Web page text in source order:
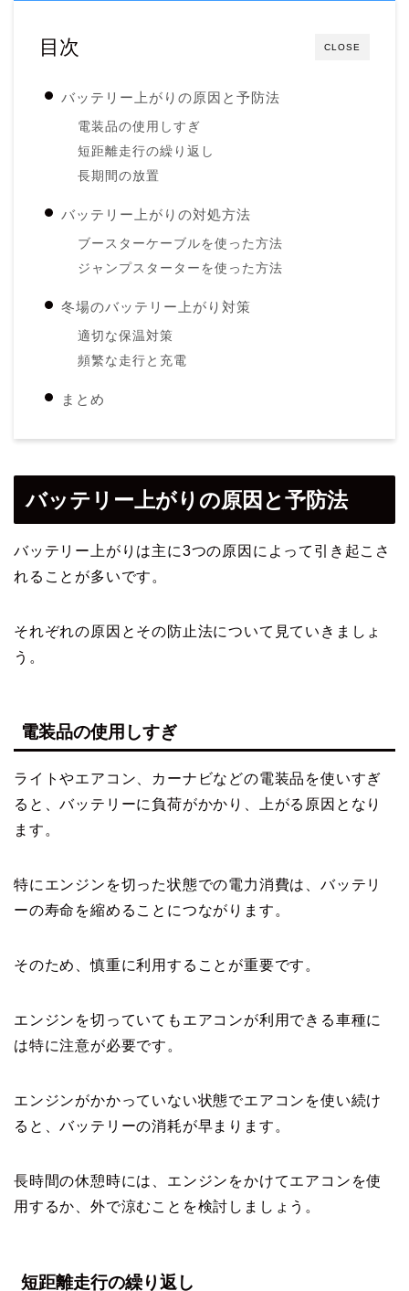
CLOSE
目次
バッテリー上がりの原因と予防法
電装品の使用しすぎ
短距離走行の繰り返し
長期間の放置
バッテリー上がりの対処方法
ブースターケーブルを使った方法
ジャンプスターターを使った方法
冬場のバッテリー上がり対策
適切な保温対策
頻繁な走行と充電
まとめ
バッテリー上がりの原因と予防法
バッテリー上がりは主に3つの原因によって引き起こさ
れることが多いです。
それぞれの原因とその防止法について見ていきましょ
う。
電装品の使用しすぎ
ライトやエアコン、カーナビなどの電装品を使いすぎ
ると、バッテリーに負荷がかかり、上がる原因となり
ます。
特にエンジンを切った状態での電力消費は、バッテリ
ーの寿命を縮めることにつながります。
そのため、慎重に利用することが重要です。
エンジンを切っていてもエアコンが利用できる車種に
は特に注意が必要です。
エンジンがかかっていない状態でエアコンを使い続け
ると、バッテリーの消耗が早まります。
長時間の休憩時には、エンジンをかけてエアコンを使
用するか、外で涼むことを検討しましょう。
短距離走行の繰り返し